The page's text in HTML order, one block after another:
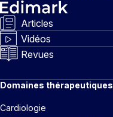
Articles
Vidéos
Revues
Domaines thérapeutiques
Cardiologie